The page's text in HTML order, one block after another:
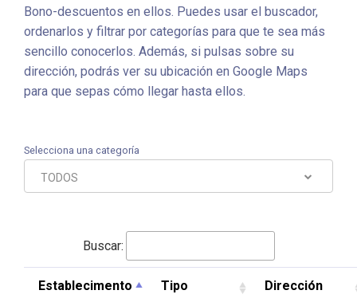
Bono-descuentos en ellos. Puedes usar el buscador,
ordenarlos y filtrar por categorías para que te sea más
sencillo conocerlos. Además, si pulsas sobre su
dirección, podrás ver su ubicación en Google Maps
para que sepas cómo llegar hasta ellos.
Selecciona una categoría
TODOS
Buscar:
Establecimento Tipo Dirección